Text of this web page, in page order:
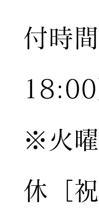
付時
18:00
※火
休［